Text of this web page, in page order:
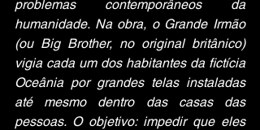
problemas contemporâneos da
humanidade. Na obra, o Grande Irmão
(ou Big Brother, no original britânico)
vigia cada um dos habitantes da fictícia
Oceânia por grandes telas instaladas
até mesmo dentro das casas das
pessoas. O objetivo: impedir que eles